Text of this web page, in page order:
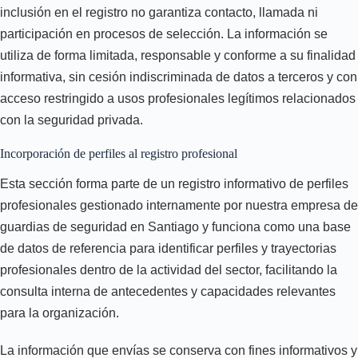
inclusión en el registro no garantiza contacto, llamada ni
participación en procesos de selección. La información se
utiliza de forma limitada, responsable y conforme a su finalidad
informativa, sin cesión indiscriminada de datos a terceros y con
acceso restringido a usos profesionales legítimos relacionados
con la seguridad privada.
Incorporación de perfiles al registro profesional
Esta sección forma parte de un registro informativo de perfiles
profesionales gestionado internamente por nuestra empresa de
guardias de seguridad en Santiago y funciona como una base
de datos de referencia para identificar perfiles y trayectorias
profesionales dentro de la actividad del sector, facilitando la
consulta interna de antecedentes y capacidades relevantes
para la organización.
La información que envías se conserva con fines informativos y